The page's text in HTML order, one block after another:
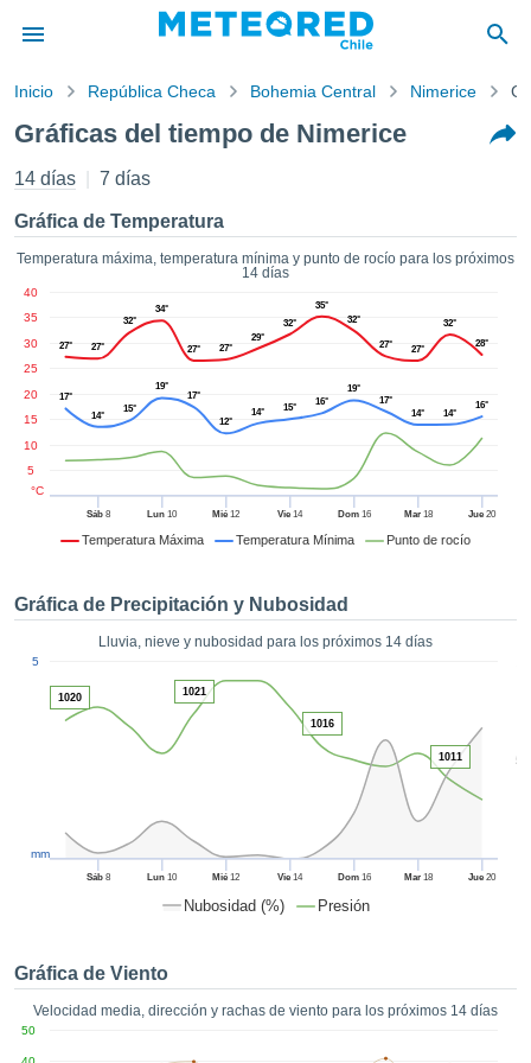
de
por
para
que la
que se
a este
las
y
forma
digital
basada
nuestra
sin coste.
ya sean
así como
un perfil
para
ACEPTAR
Inicio República Checa Bohemia Central Nimerice
Gráficas del tiempo de Nimerice
14 días 7 días
Gráfica de Temperatura
Temperatura máxima, temperatura mínima y punto de rocío para los próximos
14 días
Temperatura Máxima Temperatura Mínima Punto de rocío
Sáb8 Lun 10 Mié 12 Vie 14 Dom16 Mar18 Jue 20
5
10
15
20
25
30
35
40
°C
27° 27°
32°
34°
27° 27°
29°
32°
35°
32°
27° 27°
32°
28°
17°
14°
15°
19°
17°
12°
14° 15°
16°
19°
17°
14°
14°
16°
Gráfica de Precipitación y Nubosidad
Lluvia, nieve y nubosidad para los próximos 14 días
Nubosidad (%) Presión
50
Sáb8 Lun 10 Mié 12 Vie 14 Dom16 Mar18 Jue 20
5
mm
1020 1021
1016
1011
Gráfica de Viento
Velocidad media, dirección y rachas de viento para los próximos 14 días
50